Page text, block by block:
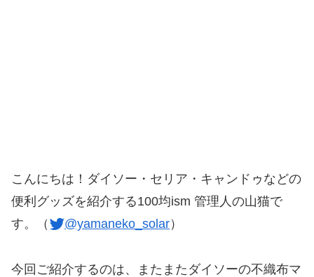
こんにちは！ダイソー・セリア・キャンドゥなどの
便利グッズを紹介する100均ism 管理人の山猫で
す。（
@yamaneko_solar）
今回ご紹介するのは、またまたダイソーの不織布マ